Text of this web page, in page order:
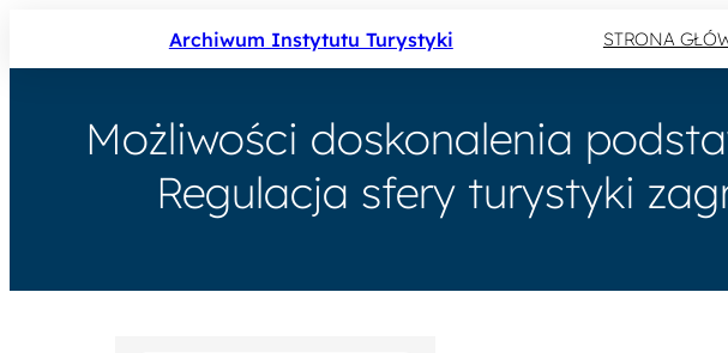
Archiwum Instytutu Turystyki STRONA
Możliwości doskonalenia
Regulacja sfery turystyki